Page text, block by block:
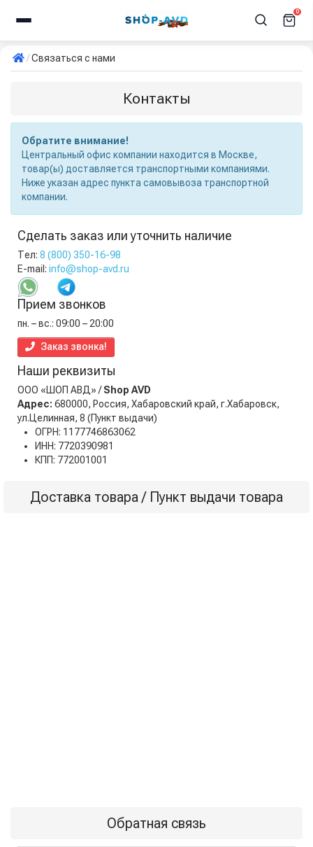
0
Связаться с нами
Контакты
Обратите внимание!
Центральный офис компании находится в Москве,
товар(ы) доставляется транспортными компаниями.
Ниже указан адрес пункта самовывоза транспортной
компании.
Сделать заказ или уточнить наличие
Тел: 8 (800) 350-16-98
E-mail: info@shop-avd.ru
Прием звонков
пн. – вс.: 09:00 – 20:00
Заказ звонка!
Наши реквизиты
ООО «ШОП АВД» /Shop AVD
Адрес: 680000, Россия, Хабаровский край, г.Хабаровск,
ул.Целинная, 8 (Пункт выдачи)
ОГРН: 1177746863062
ИНН: 7720390981
КПП: 772001001
Доставка товара / Пункт выдачи товара
Обратная связь